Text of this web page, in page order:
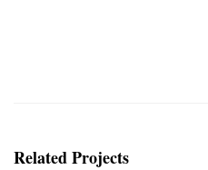
Related Projects